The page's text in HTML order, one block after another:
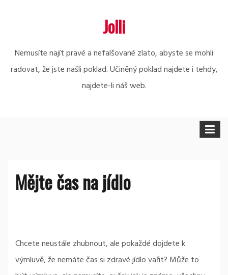
Jolli
Nemusíte najít pravé a nefalšované zlato, abyste se mohli
radovat, že jste našli poklad. Učiněný poklad najdete i tehdy,
najdete-li náš web.
Mějte čas na jídlo
Chcete neustále zhubnout, ale pokaždé dojdete k
výmluvě, že nemáte čas si zdravé jídlo vařit? Může to